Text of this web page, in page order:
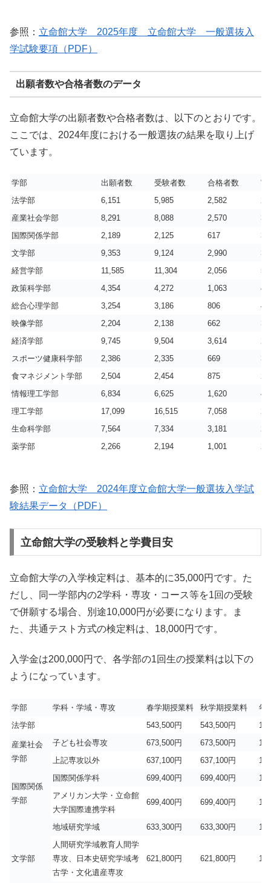
参照： 立命館大学 2025年度 立命館大学 一般選抜入
学試験要項（PDF）
出願者数や合格者数のデータ
立命館大学の出願者数や合格者数は、以下のとおりです。
ここでは、2024年度における一般選抜の結果を取り上げ
ています。
学部 出願者数 受験者数 合格者数
実
法学部
6,151 5,985 2,582
2.3
産業社会学部
8,291 8,088 2,570
3.1
国際関係学部
2,189 2,125 617
3.4
文学部
9,353 9,124 2,990
3.1
経営学部
11,585 11,304 2,056
5.5
政策科学部
4,354 4,272 1,063
4.0
総合心理学部
3,254 3,186 806
4.0
映像学部
2,204 2,138 662
3.2
経済学部
9,745 9,504 3,614
2.6
スポーツ健康科学部
2,386 2,335 669
3.5
食マネジメント学部
2,504 2,454 875
2.8
情報理工学部
6,834 6,625 1,620
4.1
理工学部
17,099 16,515 7,058
2.3
生命科学部
7,564 7,334 3,181
2.3
薬学部
2,266 2,194 1,001 2.2
参照： 立命館大学 2024年度立命館大学一般選抜入学試
験結果データ（PDF）
立命館大学の受験料と学費目安
立命館大学の入学検定料は、基本的に35,000円です。た
だし、同一学部内の2学科・専攻・コース等を1回の受験
で併願する場合、別途10,000円が必要になります。ま
た、共通テスト方式の検定料は、18,000円です。
入学金は200,000円で、各学部の1回生の授業料は以下の
ようになっています。
学部 学科・学域・専攻 春学期授業料 秋学期授業料
年
法学部
543,500円 543,500円
産業社会
学部
子ども社会専攻 673,500円 673,500円
上記専攻以外
637,100円 637,100円
国際関係
学部
国際関係学科 699,400円 699,400円
アメリカン大学・立命館
大学国際連携学科
699,400円 699,400円
文学部
地域研究学域 633,300円 633,300円
人間研究学域教育人間学
専攻、日本史研究学域考
古学・文化遺産専攻
621,800円 621,800円